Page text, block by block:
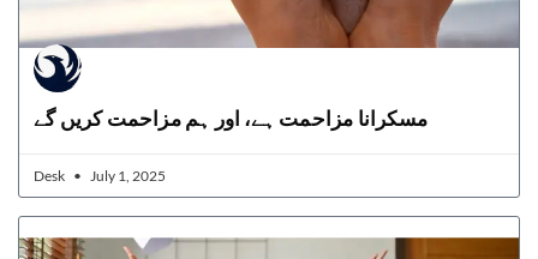
مسکرانا مزاحمت ہے، اور ہم مزاحمت کریں گے
Desk July 1, 2025